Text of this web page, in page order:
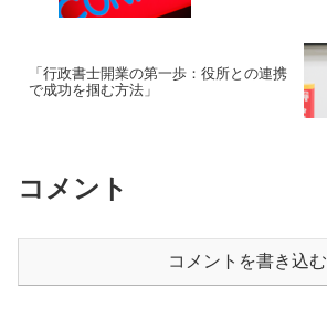
「行政書士開業の第一歩：役所との連携
で成功を掴む方法」
コメント
コメントを書き込む